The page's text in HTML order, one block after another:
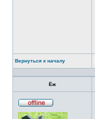
Вернуться к началу
Ёж
в